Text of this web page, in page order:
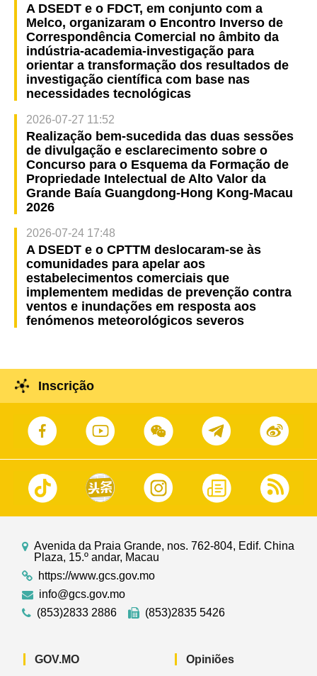
A DSEDT e o FDCT, em conjunto com a
Melco, organizaram o Encontro Inverso de
Correspondência Comercial no âmbito da
indústria-academia-investigação para
orientar a transformação dos resultados de
investigação científica com base nas
necessidades tecnológicas
2026-07-27 11:52
Realização bem-sucedida das duas sessões
de divulgação e esclarecimento sobre o
Concurso para o Esquema da Formação de
Propriedade Intelectual de Alto Valor da
Grande Baía Guangdong-Hong Kong-Macau
2026
2026-07-24 17:48
A DSEDT e o CPTTM deslocaram-se às
comunidades para apelar aos
estabelecimentos comerciais que
implementem medidas de prevenção contra
ventos e inundações em resposta aos
fenómenos meteorológicos severos
Inscrição
Avenida da Praia Grande, nos. 762-804, Edif. China
Plaza, 15.º andar, Macau
https://www.gcs.gov.mo
info@gcs.gov.mo
(853)2833 2886
(853)2835 5426
GOV.MO Opiniões